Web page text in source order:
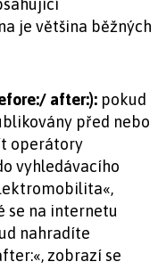
je většina běžných
after:): pokud
před nebo
operátory
vyhledávacího
se na internetu
nahradíte
zobrazí se